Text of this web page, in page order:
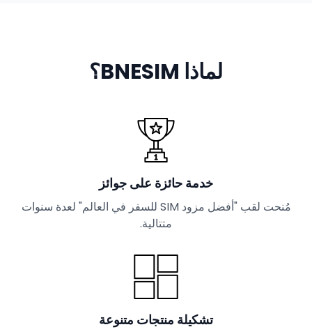
لماذا BNESIM؟
خدمة حائزة على جوائز
مُنحت لقب "أفضل مزود SIM للسفر في العالم" لعدة سنوات
متتالية.
تشكيلة منتجات متنوعة